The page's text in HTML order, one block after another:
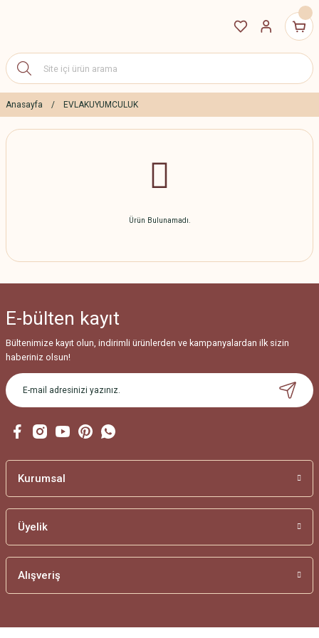
Anasayfa EVLAKUYUMCULUK
Ürün Bulunamadı.
E-bülten kayıt
Bültenimize kayıt olun, indirimli ürünlerden ve kampanyalardan ilk sizin
haberiniz olsun!
Kurumsal
Üyelik
Alışveriş